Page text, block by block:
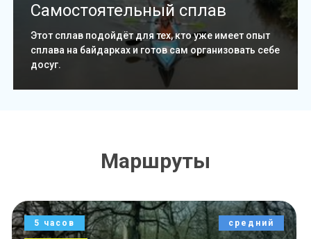
Самостоятельный сплав
Этот сплав подойдёт для тех, кто уже имеет опыт
сплава на байдарках и готов сам организовать себе
досуг.
Маршруты
5 часов средний